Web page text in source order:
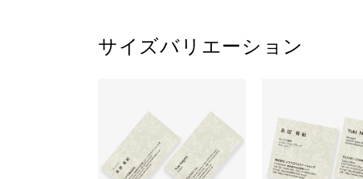
サイズバリエーション